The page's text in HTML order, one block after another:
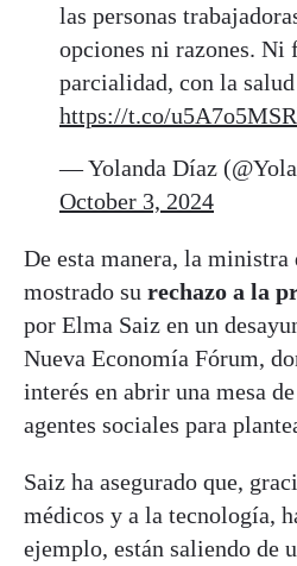
las personas
opciones ni razones.
parcialidad, con la
https://t.co/
— Yolanda Díaz
October 3, 2024
De esta manera, la ministra
mostrado su rechazo a la
por Elma Saiz en un
Nueva Economía Fórum,
interés en abrir una mesa
agentes sociales para
Saiz ha asegurado que,
médicos y a la tecnología,
ejemplo, están saliendo de